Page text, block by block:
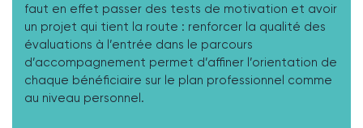
faut en effet passer des tests de motivation et avoir
un projet qui tient la route : renforcer la qualité des
évaluations à l’entrée dans le parcours
d’accompagnement permet d’affiner l’orientation de
chaque bénéficiaire sur le plan professionnel comme
au niveau personnel.